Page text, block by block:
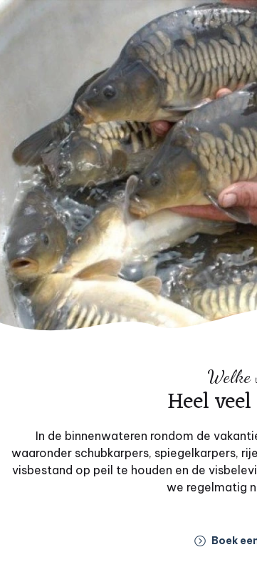
Heel
Welke
In de binnenwateren rondom de
waaronder schubkarpers, spiegelkarpers,
visbestand op peil te houden en de
we regelmatig
Boek